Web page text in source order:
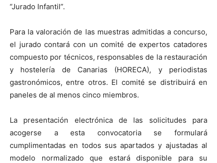
“Jurado Infantil”.
Para la valoración de las muestras admitidas a concurso,
el jurado contará con un comité de expertos catadores
compuesto por técnicos, responsables de la restauración
y hostelería de Canarias (HORECA), y periodistas
gastronómicos, entre otros. El comité se distribuirá en
paneles de al menos cinco miembros.
La presentación electrónica de las solicitudes para
acogerse a esta convocatoria se formulará
cumplimentadas en todos sus apartados y ajustadas al
modelo normalizado que estará disponible para su